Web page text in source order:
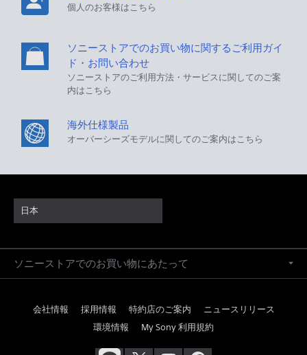
個人のお客様はこちら
ソニーストアでのお買い物に関するご利用ガイ
ド・お問い合わせ
ソニーストアのご利用方法・サービスに関してのご案
内はこちら
海外仕様製品
オーバーシーズモデルに関してのご案内はこちら
日本
ソニーストアでのお買い物にあたって
会社情報 採用情報 特約店のご案内
ニュースリリース
環境情報
My Sony 利用規約